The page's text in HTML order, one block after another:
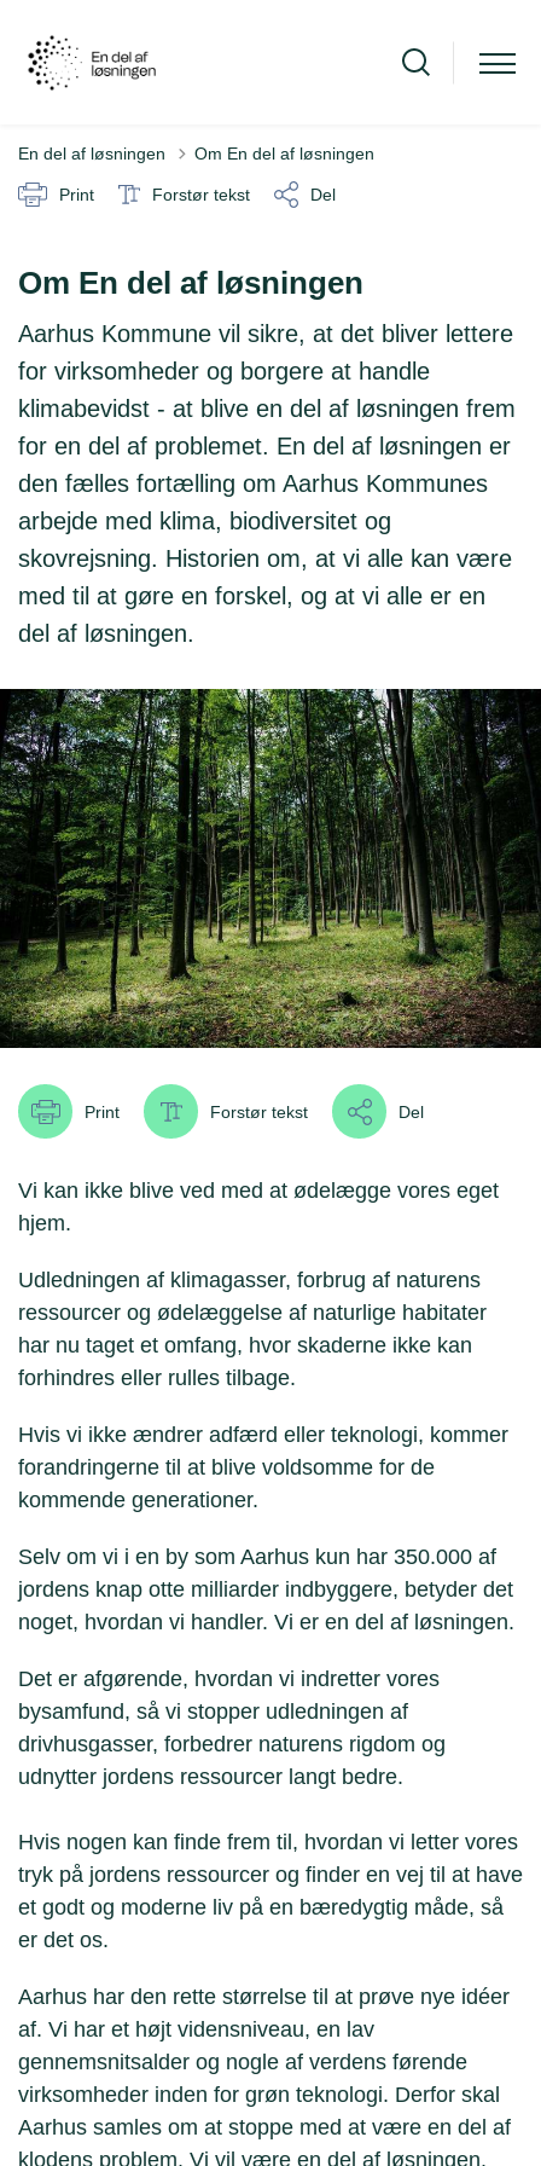
En del af løsningen Om En del af løsningen
Print Forstør tekst Del
Om En del af løsningen
Aarhus Kommune vil sikre, at det bliver lettere
for virksomheder og borgere at handle
klimabevidst - at blive en del af løsningen frem
for en del af problemet. En del af løsningen er
den fælles fortælling om Aarhus Kommunes
arbejde med klima, biodiversitet og
skovrejsning. Historien om, at vi alle kan være
med til at gøre en forskel, og at vi alle er en
del af løsningen.
Print Forstør tekst Del
Vi kan ikke blive ved med at ødelægge vores eget
hjem.
Udledningen af klimagasser, forbrug af naturens
ressourcer og ødelæggelse af naturlige habitater
har nu taget et omfang, hvor skaderne ikke kan
forhindres eller rulles tilbage.
Hvis vi ikke ændrer adfærd eller teknologi, kommer
forandringerne til at blive voldsomme for de
kommende generationer.
Selv om vi i en by som Aarhus kun har 350.000 af
jordens knap otte milliarder indbyggere, betyder det
noget, hvordan vi handler. Vi er en del af løsningen.
Det er afgørende, hvordan vi indretter vores
bysamfund, så vi stopper udledningen af
drivhusgasser, forbedrer naturens rigdom og
udnytter jordens ressourcer langt bedre.
Hvis nogen kan finde frem til, hvordan vi letter vores
tryk på jordens ressourcer og finder en vej til at have
et godt og moderne liv på en bæredygtig måde, så
er det os.
Aarhus har den rette størrelse til at prøve nye idéer
af. Vi har et højt vidensniveau, en lav
gennemsnitsalder og nogle af verdens førende
virksomheder inden for grøn teknologi. Derfor skal
Aarhus samles om at stoppe med at være en del af
klodens problem. Vi vil være en del af løsningen.